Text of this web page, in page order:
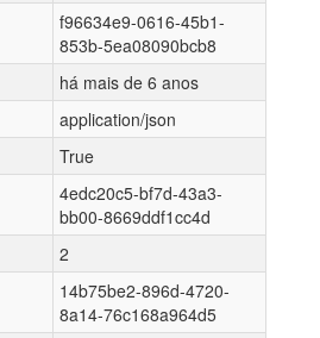
f96634e9-0616-45b1-
853b-5ea08090bcb8
há mais de 6 anos
application/json
True
4edc20c5-bf7d-43a3-
bb00-8669ddf1cc4d
2
14b75be2-896d-4720-
8a14-76c168a964d5